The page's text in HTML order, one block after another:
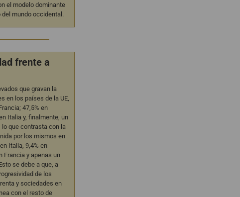
el modelo dominante
del mundo occidental.
frente a
que gravan la
en los países de la UE,
47,5% en
Italia y, finalmente, un
lo que contrasta con la
por los mismos en
Italia, 9,4% en
Francia y apenas un
se debe a que, a
de los
y sociedades en
con el resto de